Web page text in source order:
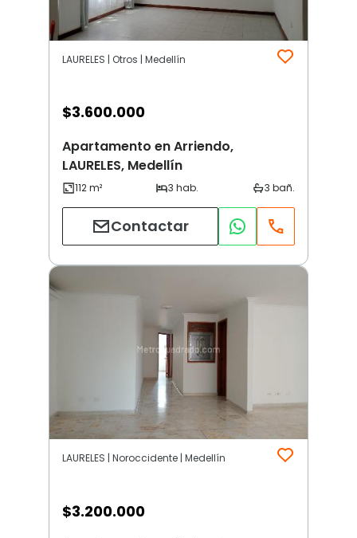
LAURELES | Otros | Medellín
$3.600.000
Apartamento en Arriendo,
LAURELES, Medellín
Contactar
LAURELES | Noroccidente | Medellín
$3.200.000